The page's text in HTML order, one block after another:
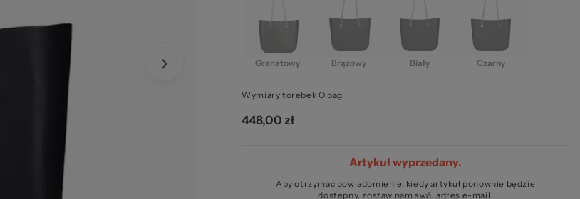
Granatowy Brązowy Biały Czarny
Wymiary torebek O bag
448,00 zł
Artykuł wyprzedany.
Aby otrzymać powiadomienie, kiedy artykuł ponownie będzie
dostępny, zostaw nam swój adres e-mail.